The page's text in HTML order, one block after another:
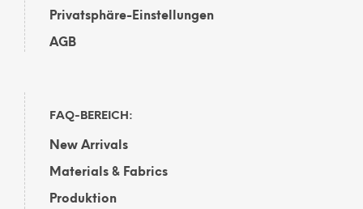
Privatsphäre-Einstellungen
AGB
FAQ-BEREICH:
New Arrivals
Materials & Fabrics
Produktion